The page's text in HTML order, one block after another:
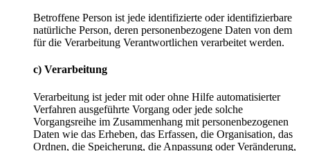
Betroffene Person ist jede identifizierte oder identifizierbare
natürliche Person, deren personenbezogene Daten von dem
für die Verarbeitung Verantwortlichen verarbeitet werden.
c) Verarbeitung
Verarbeitung ist jeder mit oder ohne Hilfe automatisierter
Verfahren ausgeführte Vorgang oder jede solche
Vorgangsreihe im Zusammenhang mit personenbezogenen
Daten wie das Erheben, das Erfassen, die Organisation, das
Ordnen, die Speicherung, die Anpassung oder Veränderung,